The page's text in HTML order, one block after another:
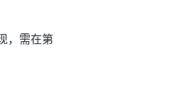
，需在第